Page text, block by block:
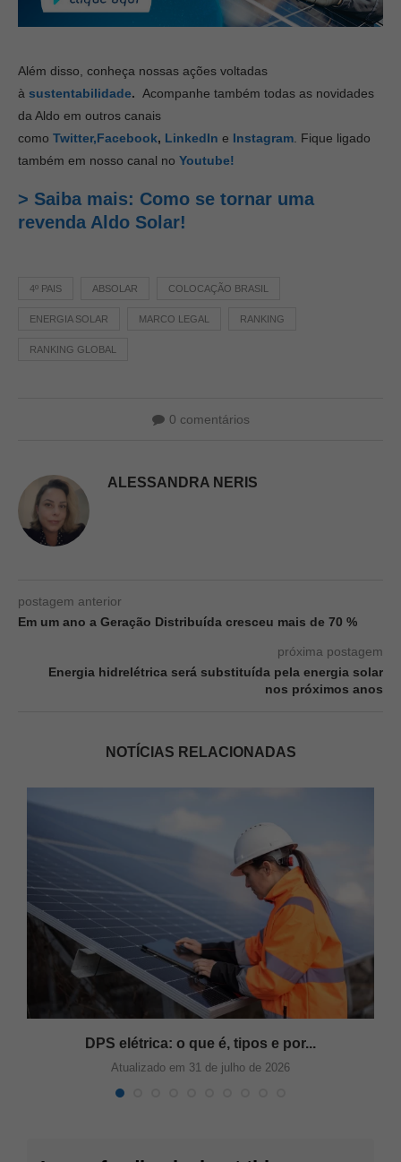
Além disso, conheça nossas ações voltadas
à sustentabilidade. Acompanhe também todas as novidades
da Aldo em outros canais
como Twitter,Facebook, LinkedIn e Instagram . Fique ligado
também em nosso canal no Youtube!
> Saiba mais: Como se tornar uma
revenda Aldo Solar!
4º PAIS ABSOLAR COLOCAÇÃO BRASIL
ENERGIA SOLAR MARCO LEGAL RANKING
RANKING GLOBAL
0 comentários
ALESSANDRA NERIS
postagem anterior
Em um ano a Geração Distribuída cresceu mais de 70 %
próxima postagem
Energia hidrelétrica será substituída pela energia solar
nos próximos anos
NOTÍCIAS RELACIONADAS
DPS elétrica: o que é, tipos e por...
Atualizado em 31 de julho de 2026